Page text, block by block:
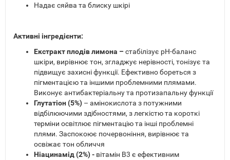
Надає сяйва та блиску шкірі
Активні інгредієнти:
Екстракт плодів лимона – стабілізує pH-баланс
шкіри, вирівнює тон, згладжує нерівності, тонізує та
підвищує захисні функції. Ефективно бореться з
пігментацією та іншими проблемними плямами.
Виконує антибактеріальну та протизапальну функції
Глутатіон (5%) – амінокислота з потужними
відбілюючими здібностями, з легкістю та короткі
терміни освітлює пігментацію та інші проблемні
плями. Заспокоює почервоніння, вирівнює та
освіжає тон обличчя
Ніацинамід (2%) - вітамін В3 є ефективним